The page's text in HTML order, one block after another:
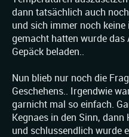
dann tatsächlich auch
und sich immer noch
gemacht hatten wurde das
Gepäck beladen..
Nun blieb nur noch die
Geschehens.. Irgendwie
garnicht mal so einfach.
Kegnaes in den Sinn,
und schlussendlich wurde